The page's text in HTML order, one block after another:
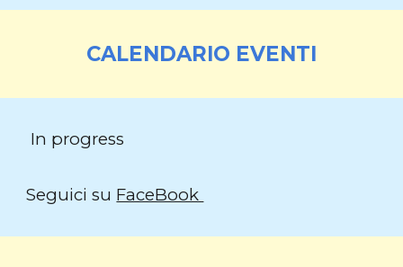
CALENDARIO EVENTI
In progress
Seguici su FaceBook